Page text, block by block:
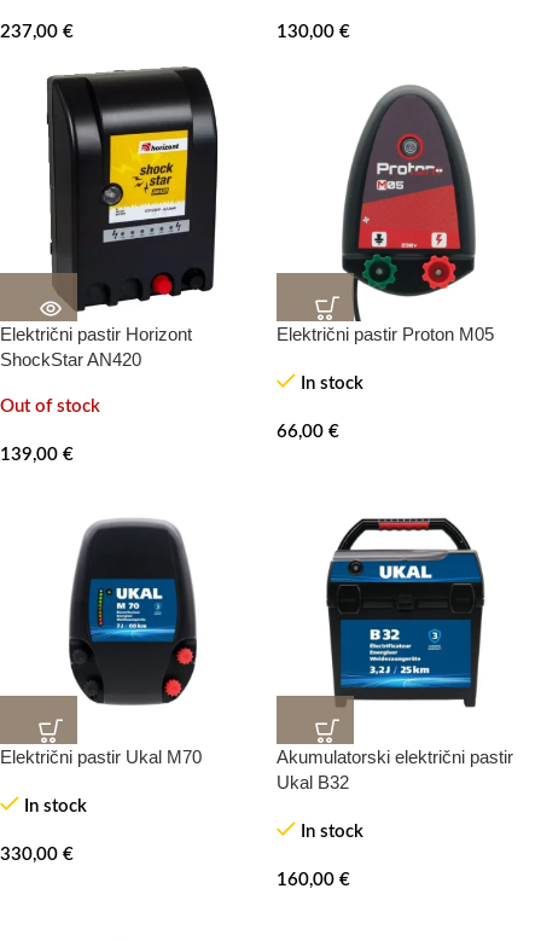
237,00 € 130,00 €
Električni pastir Horizont
ShockStar AN420
Out of stock
139,00 €
Električni pastir Proton M05
In stock
66,00 €
Električni pastir Ukal M70
In stock
330,00 €
Akumulatorski električni pastir
Ukal B32
In stock
160,00 €